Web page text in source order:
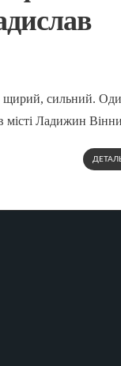
сильний.
місті Ладижин